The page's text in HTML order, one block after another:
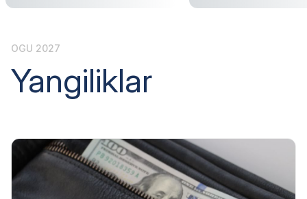
OGU 2027
Yangiliklar